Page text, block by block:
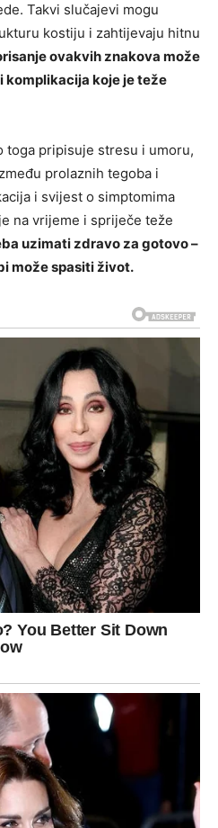
Takvi slučajevi mogu
kostiju i zahtijevaju hitnu
ovakvih znakova može
komplikacija koje je teže
toga pripisuje stresu i umoru,
prolaznih tegoba i
i svijest o simptomima
na vrijeme i spriječe teže
uzimati zdravo za gotovo –
može spasiti život.